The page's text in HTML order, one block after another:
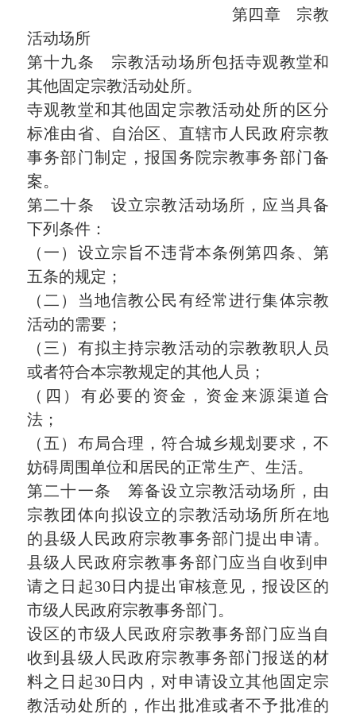
第四章 宗教
活动场所
第十九条 宗教活动场所包括寺观教堂和
其他固定宗教活动处所。
寺观教堂和其他固定宗教活动处所的区分
标准由省、自治区、直辖市人民政府宗教
事务部门制定，报国务院宗教事务部门备
案。
第二十条 设立宗教活动场所，应当具备
下列条件：
（一）设立宗旨不违背本条例第四条、第
五条的规定；
（二）当地信教公民有经常进行集体宗教
活动的需要；
（三）有拟主持宗教活动的宗教教职人员
或者符合本宗教规定的其他人员；
（四）有必要的资金，资金来源渠道合
法；
（五）布局合理，符合城乡规划要求，不
妨碍周围单位和居民的正常生产、生活。
第二十一条 筹备设立宗教活动场所，由
宗教团体向拟设立的宗教活动场所所在地
的县级人民政府宗教事务部门提出申请。
县级人民政府宗教事务部门应当自收到申
请之日起30日内提出审核意见，报设区的
市级人民政府宗教事务部门。
设区的市级人民政府宗教事务部门应当自
收到县级人民政府宗教事务部门报送的材
料之日起30日内，对申请设立其他固定宗
教活动处所的，作出批准或者不予批准的